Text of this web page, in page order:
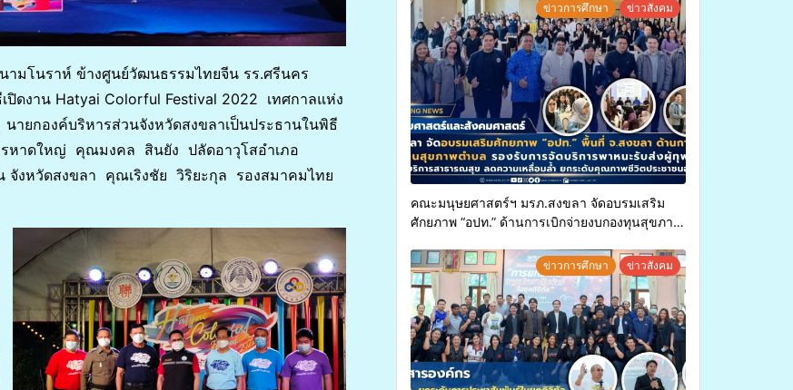
มโนราห์ ข้างศูนย์วัฒนธรรมไทยจีน รร.ศรีนคร
งาน Hatyai Colorful Festival 2022 เทศกาลแห่ง
กองค์บริหารส่วนจังหวัดสงขลาเป็นประธานในพิธี
หาดใหญ่ คุณมงคล สินยัง ปลัดอาวุโสอำเภอ
หวัดสงขลา คุณเริงชัย วิริยะกุล รองสมาคมไทย
ข่าวการศึกษา ข่าวสังคม
คณะมนุษยศาสตร์ฯ มรภ.สงขลา จัดอบรมเสริม
ศักยภาพ “อปท.” ด้านการเบิกจ่ายงบกองทุนสุขภาพ
ทุพพลภาพเพื่อเข้ารับบริการสาธารณสุข ลดความ
เหลื่อมล้ำ ยกระดับคุณภาพชีวิตประชาชนอย่าง
ยั่งยืน
ข่าวการศึกษา ข่าวสังคม